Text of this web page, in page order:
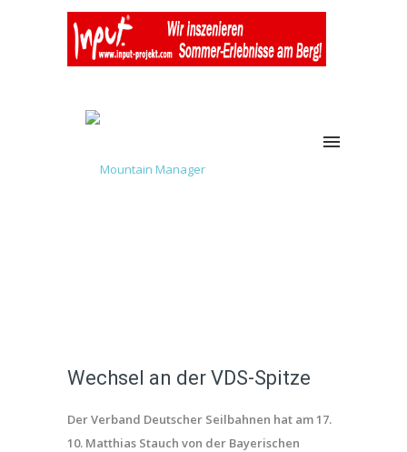
Wechsel an der VDS-Spitze
Der Verband Deutscher Seilbahnen hat am 17.
10. Matthias Stauch von der Bayerischen